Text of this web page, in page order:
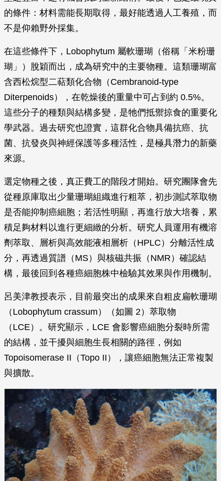
的條件：材料需能長期取得，最好能透過人工養殖，而
不是仰賴野外採集。
在這些條件下，Lobophytum 屬軟珊瑚（俗稱「米粉珊
瑚」）脫穎而出，成為研究中的主要物種。這類珊瑚富
含西松烷型二萜類化合物（Cembranoid-type
Diterpenoids），在乾燥後的重量中可占到約 0.5%。
這些分子的種類與結構多變，是牠們抵禦掠食的重要化
學武器。過去研究也證實，這群化合物具備抗癌、抗
菌、抗發炎與神經保護等多種活性，是極具潛力的新藥
來源。
選定物種之後，真正費工的階段才開始。研究團隊會先
從種原庫取出少量珊瑚組織進行粗萃，初步測試萃取物
是否能抑制癌細胞；若活性明顯，再進行放大培養，累
積足夠材料以進行更細緻的分析。研究人員運用有機溶
劑萃取、層析與高效能液相層析（HPLC）分離活性成
分，再透過質譜（MS）與核磁共振（NMR）確認結
構，最後回到各種癌細胞株中檢驗其效果與作用機制。
呂美津教授表示，目前最突出的成果來自粗皮扁軟珊瑚
（Lobophytum crassum）（如圖 2）萃取物
（LCE）。研究顯示，LCE 會影響癌細胞分裂時所需
的結構，並干擾與細胞生長相關的路徑，例如
Topoisomerase II（Topo II），讓癌細胞無法正常複製
與擴散。